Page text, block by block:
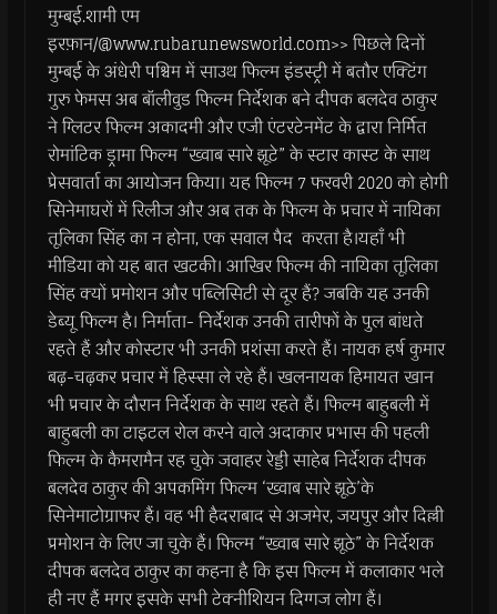
मुम्बई.शामी एम
इरफ़ान/@www.rubarunewsworld.com>> पिछले दिनों
मुम्बई के अंधेरी पश्चिम में साउथ फिल्म इंडस्ट्री में बतौर एक्टिंग
गुरु फेमस अब बॉलीवुड फिल्म निर्देशक बने दीपक बलदेव ठाकुर
ने ग्लिटर फिल्म अकादमी और एजी एंटरटेनमेंट के द्वारा निर्मित
रोमांटिक ड्रामा फिल्म “ख्वाब सारे झूटे” के स्टार कास्ट के साथ
प्रेसवार्ता का आयोजन किया। यह फिल्म 7 फरवरी 2020 को होगी
सिनेमाघरों में रिलीज और अब तक के फिल्म के प्रचार में नायिका
तूलिका सिंह का न होना, एक सवाल पैद करता है।यहाँ भी
मीडिया को यह बात खटकी। आखिर फिल्म की नायिका तूलिका
सिंह क्यों प्रमोशन और पब्लिसिटी से दूर हैं? जबकि यह उनकी
डेब्यू फिल्म है। निर्माता- निर्देशक उनकी तारीफों के पुल बांधते
रहते हैं और कोस्टार भी उनकी प्रशंसा करते हैं। नायक हर्ष कुमार
बढ़-चढ़कर प्रचार में हिस्सा ले रहे हैं। खलनायक हिमायत खान
भी प्रचार के दौरान निर्देशक के साथ रहते हैं। फिल्म बाहुबली में
बाहुबली का टाइटल रोल करने वाले अदाकार प्रभास की पहली
फिल्म के कैमरामैन रह चुके जवाहर रेड्डी साहेब निर्देशक दीपक
बलदेव ठाकुर की अपकमिंग फिल्म ‘ख्वाब सारे झूठे’के
सिनेमाटोग्राफर हैं। वह भी हैदराबाद से अजमेर, जयपुर और दिल्ली
प्रमोशन के लिए जा चुके हैं। फिल्म “ख्वाब सारे झूठे” के निर्देशक
दीपक बलदेव ठाकुर का कहना है कि इस फिल्म में कलाकार भले
ही नए हैं मगर इसके सभी टेक्नीशियन दिग्गज लोग हैं।